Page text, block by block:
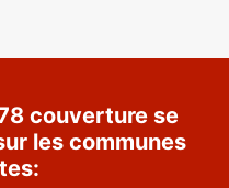
couverture se
les communes